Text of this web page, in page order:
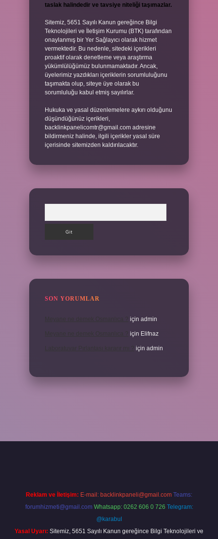
taslak halindedir ve tavsiye niteliği taşımazlar.
Sitemiz, 5651 Sayılı Kanun gereğince Bilgi
Teknolojileri ve İletişim Kurumu (BTK) tarafından
onaylanmış bir Yer Sağlayıcı olarak hizmet
vermektedir. Bu nedenle, sitedeki içerikleri
proaktif olarak denetleme veya araştırma
yükümlülüğümüz bulunmamaktadır. Ancak,
üyelerimiz yazdıkları içeriklerin sorumluluğunu
taşımakta olup, siteye üye olarak bu
sorumluluğu kabul etmiş sayılırlar.
Hukuka ve yasal düzenlemelere aykırı olduğunu
düşündüğünüz içerikleri,
backlinkpanelicomtr@gmail.com adresine
bildirmeniz halinde, ilgili içerikler yasal süre
içerisinde sitemizden kaldırılacaktır.
SON YORUMLAR
için admin
için Elifnaz
için admin
Reklam ve İletişim: E-mail: backlinkpaneli@gmail.com Teams:
forumhizmeti@gmail.com Whatsapp: 0262 606 0 726 Telegram:
@karabul
Yasal Uyarı: Sitemiz, 5651 Sayılı Kanun gereğince Bilgi Teknolojileri ve